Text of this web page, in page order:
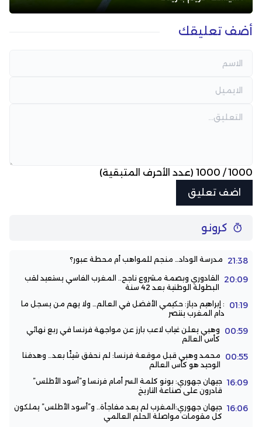
أضف تعليقك
1000
/
1000 (عدد الأحرف المتبقية)
كرونو
21:38 مدرسة الوداد… منجم للمواهب أم محطة عبور؟
20:09
القادوري وبصمة مشروع ناجح.. المغرب الفاسي يستعيد لقب
البطولة الوطنية بعد 42 سنة
01:19
: إبراهيم دياز: حكيمي الأفضل في العالم… ولا يهم من يسجل ما
دام المغرب ينتصر
00:59
وهبي يعلن غياب لاعب بارز عن مواجهة فرنسا في ربع نهائي
كأس العالم
00:55
محمد وهبي قبل موقعة فرنسا: لم نحقق شيئًا بعد… وهدفنا
الوحيد هو كأس العالم
16:09 جيهان جهوري: بونو كلمة السر أمام فرنسا و”أسود الأطلس”
قادرون على صناعة التاريخ
16:06 جيهان جهوري:المغرب لم يعد مفاجأة.. و”أسود الأطلس” يملكون
كل مقومات مواصلة الحلم العالمي